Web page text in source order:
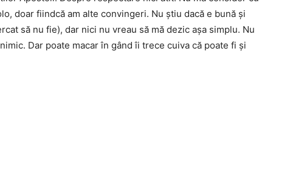
doar fiindcă am alte convingeri. Nu ştiu dacă e bună şi
să nu fie), dar nici nu vreau să mă dezic aşa simplu. Nu
Dar poate macar în gând îi trece cuiva că poate fi și